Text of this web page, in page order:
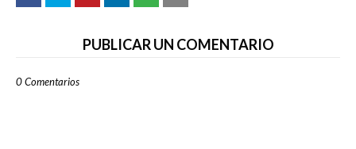
PUBLICAR UN COMENTARIO
0 Comentarios